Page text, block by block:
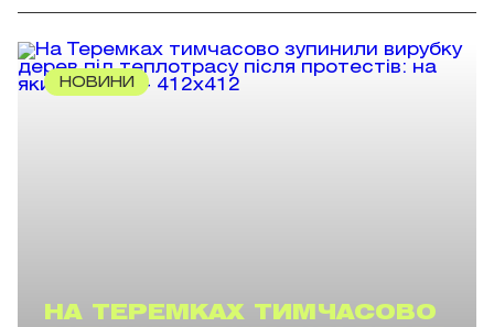
НОВИНИ
НА ТЕРЕМКАХ ТИМЧАСОВО